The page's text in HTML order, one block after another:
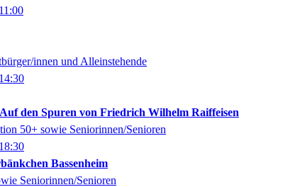
innen und Alleinstehende
den Spuren von Friedrich Wilhelm Raiffeisen
50+ sowie Seniorinnen/Senioren
Bassenheim
Seniorinnen/Senioren